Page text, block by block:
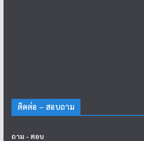
ติดต่อ – สอบถาม
ถาม - ตอบ